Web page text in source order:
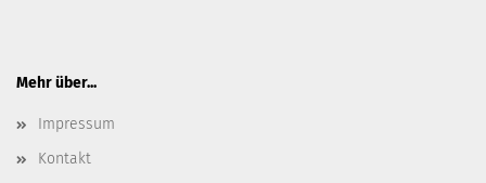
Mehr über...
Impressum
Kontakt